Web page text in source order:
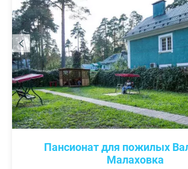
Пансионат для пожилых
Малаховка